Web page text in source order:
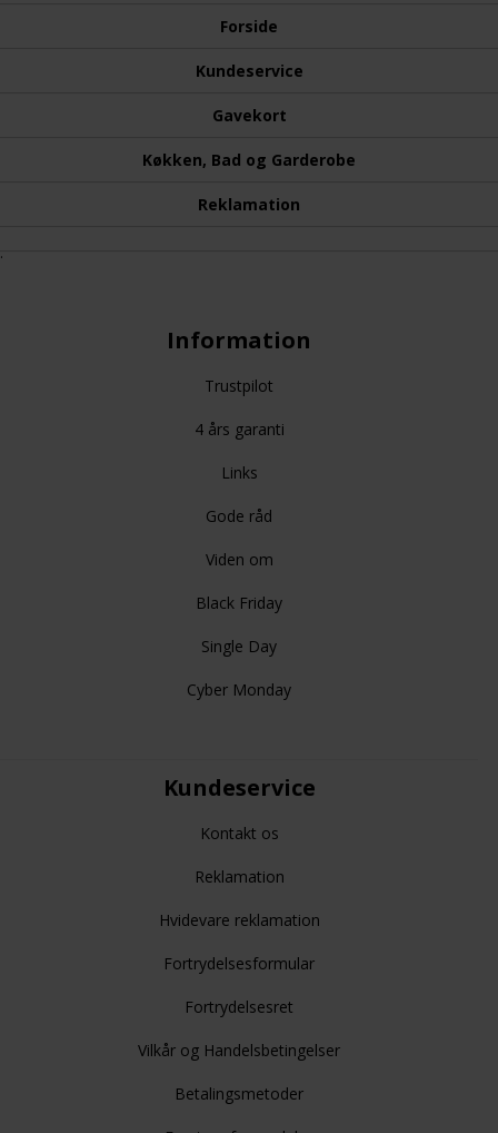
Forside
Kundeservice
Gavekort
Køkken, Bad og Garderobe
Reklamation
Kundeservice
Kontakt os
Reklamation
Hvidevare reklamation
Fortrydelsesformular
Fortrydelsesret
Vilkår og Handelsbetingelser
Betalingsmetoder
Information
Trustpilot
4 års garanti
Links
Gode råd
Viden om
Black Friday
Single Day
Cyber Monday
.